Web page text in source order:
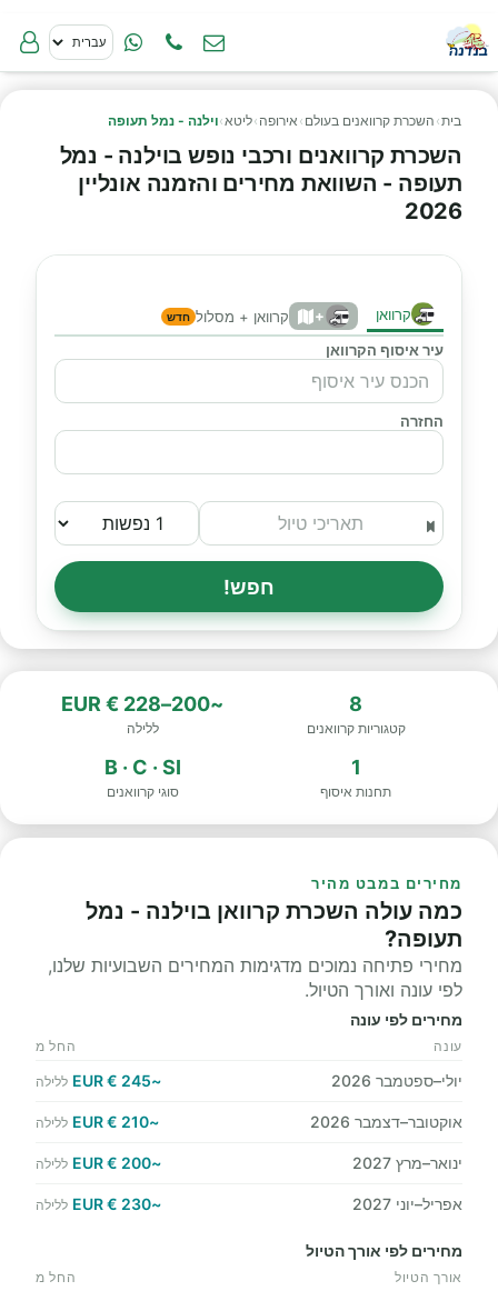
בית› השכרת קרוואנים בעולם › אירופה ›ליטא›וילנה - נמל תעופה
השכרת קרוואנים ורכבי נופש בוילנה - נמל
תעופה - השוואת מחירים והזמנה אונליין
2026
קרוואן + קרוואן + מסלול חדש
עיר איסוף הקרוואן
החזרה
חפש!
8
קטגוריות קרוואנים
~200–228 € EUR
ללילה
1
תחנות איסוף
B · C · SI
סוגי קרוואנים
מחירים במבט מהיר
כמה עולה השכרת קרוואן בוילנה - נמל
תעופה?
מחירי פתיחה נמוכים מדגימות המחירים השבועיות שלנו,
לפי עונה ואורך הטיול.
מחירים לפי עונה
עונה החל מ
יולי–ספטמבר 2026 ~245 € EUR ללילה
אוקטובר–דצמבר 2026 ~210 € EUR ללילה
ינואר–מרץ 2027 ~200 € EUR ללילה
אפריל–יוני 2027 ~230 € EUR ללילה
מחירים לפי אורך הטיול
אורך הטיול החל מ